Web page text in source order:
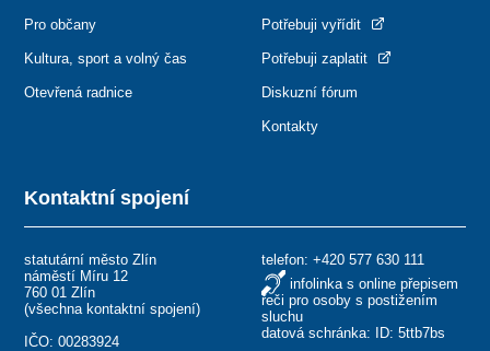
Kontaktní spojení
statutární město Zlín
náměstí Míru 12
760 01 Zlín
(všechna kontaktní spojení)
IČO: 00283924
telefon: +420 577 630 111
infolinka s online přepisem
řeči pro osoby s postižením
sluchu
datová schránka: ID: 5ttb7bs
Pro občany
Kultura, sport a volný čas
Otevřená radnice
Potřebuji vyřídit
Potřebuji zaplatit
Diskuzní fórum
Kontakty